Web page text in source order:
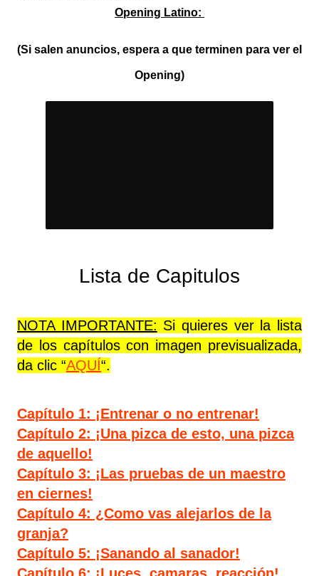
Opening Latino:
(Si salen anuncios, espera a que terminen para ver el
Opening)
Lista de Capitulos
NOTA IMPORTANTE: Si quieres ver la lista
de los capítulos con imagen previsualizada,
da clic “AQUÍ“.
Capítulo 1: ¡Entrenar o no entrenar!
Capítulo 2: ¡Una pizca de esto, una pizca
de aquello!
Capítulo 3: ¡Las pruebas de un maestro
en ciernes!
Capítulo 4: ¿Como vas alejarlos de la
granja?
Capítulo 5: ¡Sanando al sanador!